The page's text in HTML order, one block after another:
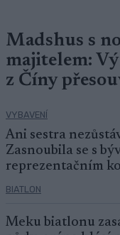
Madshus s
majitelem:
z Číny
VYBAVENÍ
Ani sestra
Zasnoubila se s
reprezentačním
BIATLON
Meku biatlonu